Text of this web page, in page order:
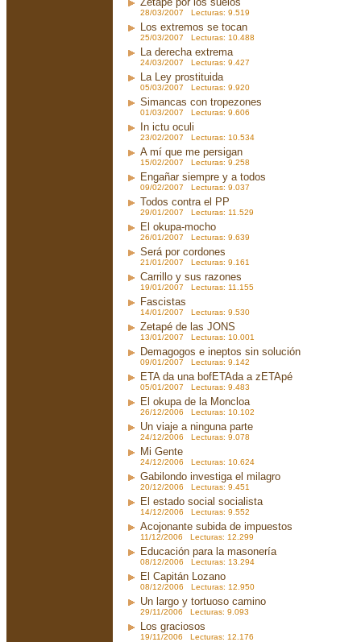
28/03/2007 Lecturas: 9.519
Los extremos se tocan
25/03/2007 Lecturas: 10.488
La derecha extrema
24/03/2007 Lecturas: 9.427
La Ley prostituida
05/03/2007 Lecturas: 9.920
Simancas con tropezones
01/03/2007 Lecturas: 9.606
In ictu oculi
23/02/2007 Lecturas: 10.534
A mí que me persigan
15/02/2007 Lecturas: 9.258
Engañar siempre y a todos
09/02/2007 Lecturas: 9.037
Todos contra el PP
29/01/2007 Lecturas: 11.529
El okupa-mocho
26/01/2007 Lecturas: 9.639
Será por cordones
21/01/2007 Lecturas: 9.161
Carrillo y sus razones
19/01/2007 Lecturas: 11.155
Fascistas
14/01/2007 Lecturas: 9.530
Zetapé de las JONS
13/01/2007 Lecturas: 10.001
Demagogos e ineptos sin solución
09/01/2007 Lecturas: 9.142
ETA da una bofETAda a zETApé
05/01/2007 Lecturas: 9.483
El okupa de la Moncloa
26/12/2006 Lecturas: 10.102
Un viaje a ninguna parte
24/12/2006 Lecturas: 9.078
Mi Gente
24/12/2006 Lecturas: 10.624
Gabilondo investiga el milagro
20/12/2006 Lecturas: 9.451
El estado social socialista
14/12/2006 Lecturas: 9.552
Acojonante subida de impuestos
11/12/2006 Lecturas: 12.299
Educación para la masonería
08/12/2006 Lecturas: 13.294
El Capitán Lozano
08/12/2006 Lecturas: 12.950
Un largo y tortuoso camino
29/11/2006 Lecturas: 9.093
Los graciosos
19/11/2006 Lecturas: 12.176